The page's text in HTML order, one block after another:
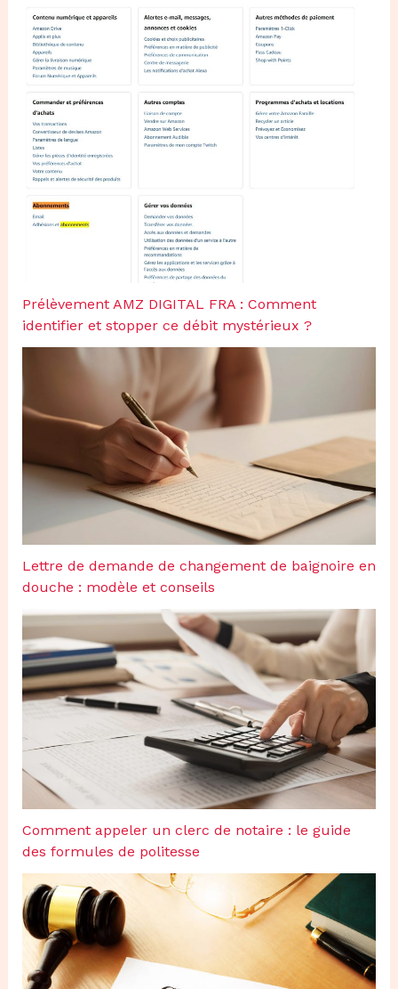
Prélèvement AMZ DIGITAL FRA : Comment
identifier et stopper ce débit mystérieux ?
Lettre de demande de changement de baignoire en
douche : modèle et conseils
Comment appeler un clerc de notaire : le guide
des formules de politesse